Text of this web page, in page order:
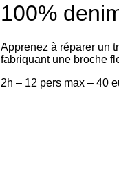
100%
Apprenez à réparer un
fabriquant une broche
2h – 12 pers max – 40